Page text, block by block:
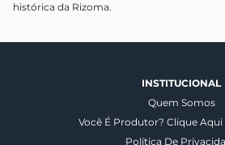
histórica da Rizoma.
INSTITUCIONAL
Quem Somos
Você É Produtor? Clique Aqui
Política De